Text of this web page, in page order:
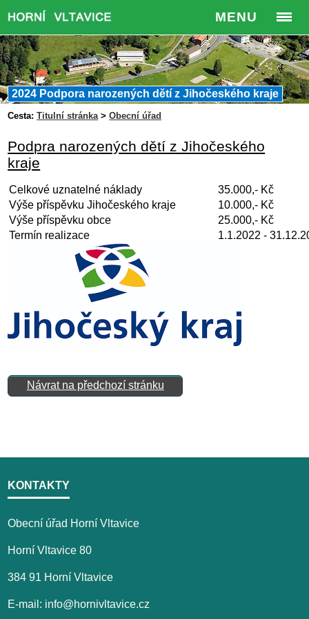
MENU
2024 Podpora narozených dětí z Jihočeského kraje
Cesta: Titulní stránka>Obecní úřad
Podpra narozených dětí z Jihočeského
kraje
Celkové uznatelné náklady
35.000,- Kč
Výše příspěvku Jihočeského kraje
10.000,- Kč
Výše příspěvku obce
25.000,- Kč
Termín realizace
1.1.2022 -
Návrat na předchozí stránku
KONTAKTY
Obecní úřad Horní Vltavice
Horní Vltavice 80
384 91 Horní Vltavice
E-mail: info@hornivltavice.cz